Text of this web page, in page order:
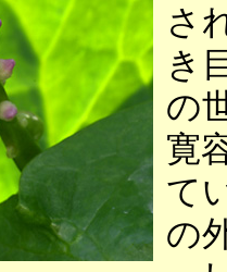
さ
き
の
寛
て
の